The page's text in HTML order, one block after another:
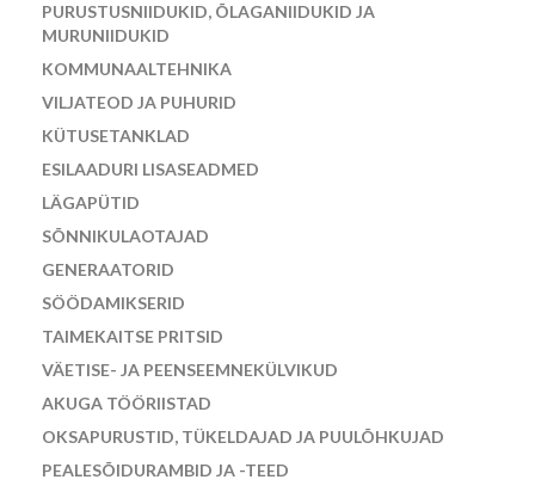
PURUSTUSNIIDUKID, ÕLAGANIIDUKID JA
MURUNIIDUKID
KOMMUNAALTEHNIKA
VILJATEOD JA PUHURID
KÜTUSETANKLAD
ESILAADURI LISASEADMED
LÄGAPÜTID
SÕNNIKULAOTAJAD
GENERAATORID
SÖÖDAMIKSERID
TAIMEKAITSE PRITSID
VÄETISE- JA PEENSEEMNEKÜLVIKUD
AKUGA TÖÖRIISTAD
OKSAPURUSTID, TÜKELDAJAD JA PUULÕHKUJAD
PEALESÕIDURAMBID JA -TEED